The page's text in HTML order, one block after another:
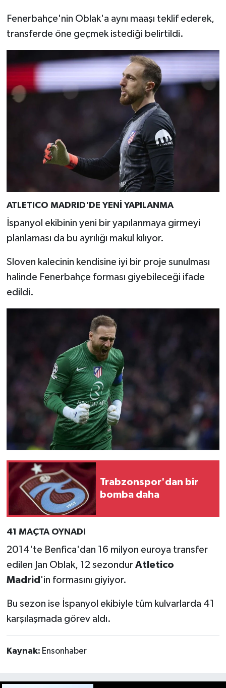
Fenerbahçe'nin Oblak'a aynı maaşı teklif ederek,
transferde öne geçmek istediği belirtildi.
ATLETICO MADRID'DE YENİ YAPILANMA
İspanyol ekibinin yeni bir yapılanmaya girmeyi
planlaması da bu ayrılığı makul kılıyor.
Sloven kalecinin kendisine iyi bir proje sunulması
halinde Fenerbahçe forması giyebileceği ifade
edildi.
Trabzonspor'dan bir
bomba daha
41 MAÇTA OYNADI
2014'te Benfica'dan 16 milyon euroya transfer
edilen Jan Oblak, 12 sezondur Atletico
Madrid 'in formasını giyiyor.
Bu sezon ise İspanyol ekibiyle tüm kulvarlarda 41
karşılaşmada görev aldı.
Kaynak: Ensonhaber